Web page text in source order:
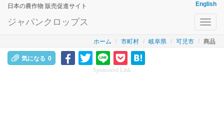
日本の農作物 販売促進サイト English
ジャパンクロップス
ホーム 市町村 岐阜県 可児市 商品
気になる 0
Sponsored Link